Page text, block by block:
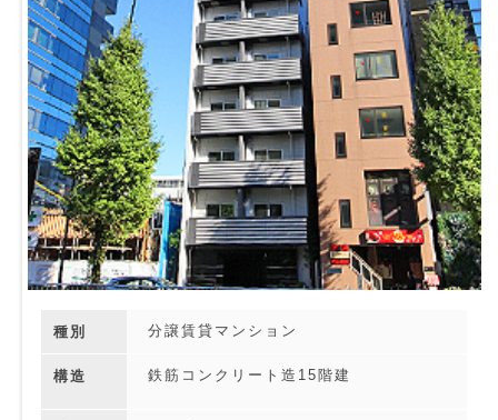
種別 分譲賃貸マンション
構造 鉄筋コンクリート造15階建